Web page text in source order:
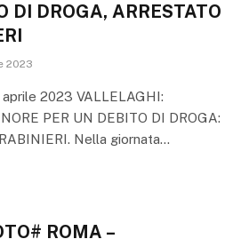
DI DROGA, ARRESTATO
2023
aprile 2023 VALLELAGHI:
PER UN DEBITO DI DROGA:
Nella giornata…
ROMA –